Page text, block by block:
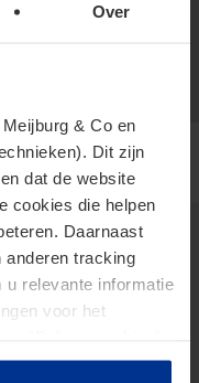
Over
& Co en
Dit zijn
dat de website
cookies die helpen
Daarnaast
anderen tracking
relevante informatie
voor het
klikt, geeft u